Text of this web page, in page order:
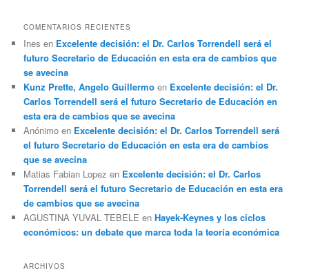
COMENTARIOS RECIENTES
Ines en Excelente decisión: el Dr. Carlos Torrendell será el
futuro Secretario de Educación en esta era de cambios que
se avecina
Kunz Prette, Angelo Guillermo en Excelente decisión: el Dr.
Carlos Torrendell será el futuro Secretario de Educación en
esta era de cambios que se avecina
Anónimo en Excelente decisión: el Dr. Carlos Torrendell será
el futuro Secretario de Educación en esta era de cambios
que se avecina
Matias Fabian Lopez en Excelente decisión: el Dr. Carlos
Torrendell será el futuro Secretario de Educación en esta era
de cambios que se avecina
AGUSTINA YUVAL TEBELE enHayek-Keynes y los ciclos
económicos: un debate que marca toda la teoría económica
ARCHIVOS